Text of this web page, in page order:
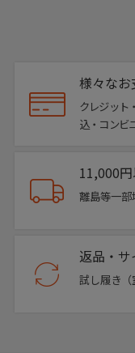
様々なお
クレジット
込・コンビ
11,000
離島等一部
返品・サ
試し履き